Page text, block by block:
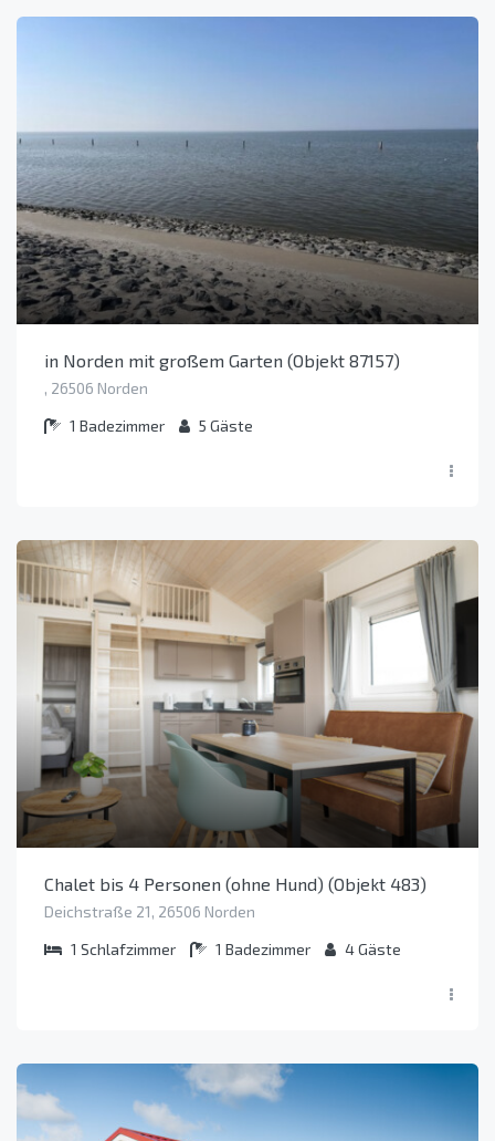
in Norden mit großem Garten (Objekt 87157)
, 26506 Norden
1 Badezimmer 5 Gäste
Chalet bis 4 Personen (ohne Hund) (Objekt 483)
Deichstraße 21, 26506 Norden
1 Schlafzimmer 1 Badezimmer 4Gäste